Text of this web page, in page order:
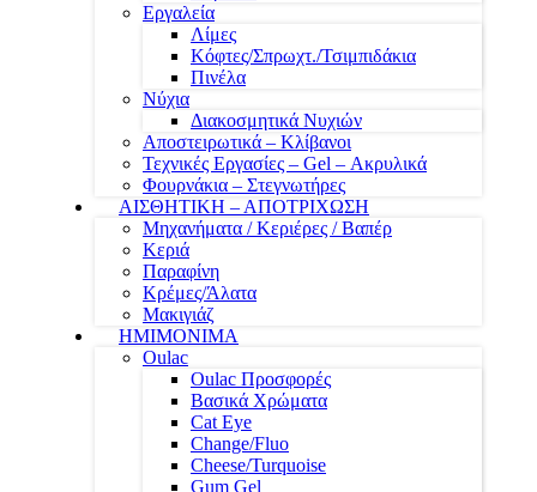
Εργαλεία
Λίμες
Κόφτες/Σπρωχτ./Τσιμπιδάκια
Πινέλα
Νύχια
Διακοσμητικά Νυχιών
Αποστειρωτικά – Κλίβανοι
Τεχνικές Εργασίες – Gel – Ακρυλικά
Φουρνάκια – Στεγνωτήρες
ΑΙΣΘΗΤΙΚΗ – ΑΠΟΤΡΙΧΩΣΗ
Μηχανήματα / Κεριέρες / Βαπέρ
Κεριά
Παραφίνη
Κρέμες/Άλατα
Μακιγιάζ
ΗΜΙΜΟΝΙΜΑ
Oulac
Oulac Προσφορές
Βασικά Χρώματα
Cat Eye
Change/Fluo
Cheese/Turquoise
Gum Gel